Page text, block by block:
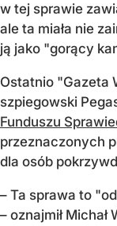
w tej sprawie
ale ta miała nie
ją jako "gorący
Ostatnio "Gazeta
szpiegowski
Funduszu
przeznaczonych
dla osób
– Ta sprawa to
– oznajmił